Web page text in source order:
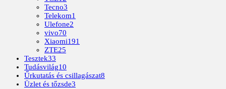
Tecno3
Telekom1
Ulefone2
vivo70
Xiaomi191
ZTE25
Tesztek33
Tudásvilág10
Űrkutatás és csillagászat8
Üzlet és tőzsde3